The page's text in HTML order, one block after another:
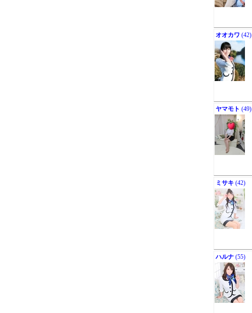
オオカワ (42)
ヤマモト (49)
ミサキ (42)
ハルナ (55)